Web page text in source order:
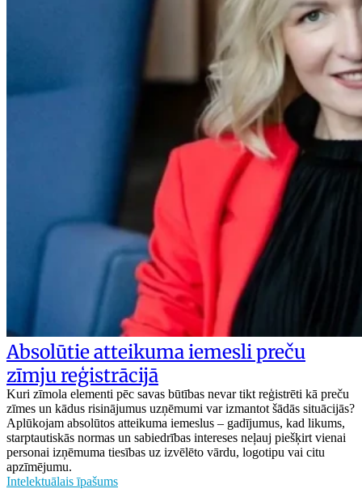
Absolūtie atteikuma iemesli preču
zīmju reģistrācijā
Kuri zīmola elementi pēc savas būtības nevar tikt reģistrēti kā preču
zīmes un kādus risinājumus uzņēmumi var izmantot šādās situācijās?
Aplūkojam absolūtos atteikuma iemeslus – gadījumus, kad likums,
starptautiskās normas un sabiedrības intereses neļauj piešķirt vienai
personai izņēmuma tiesības uz izvēlēto vārdu, logotipu vai citu
apzīmējumu.
Intelektuālais īpašums